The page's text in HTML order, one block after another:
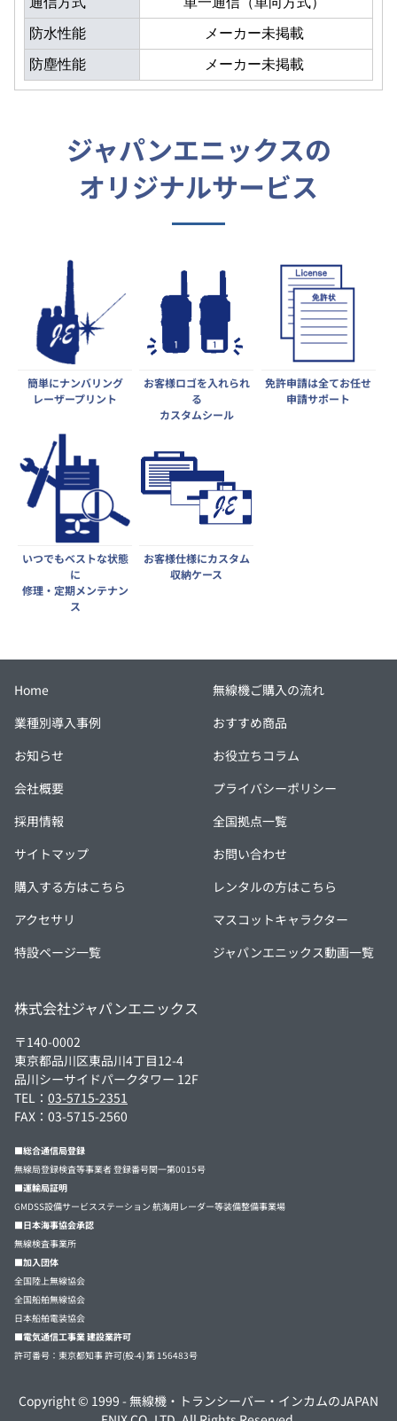
防水性能 メーカー未掲載
防塵性能 メーカー未掲載
ジャパンエニックスの
オリジナルサービス
簡単にナンバリング
レーザープリント
お客様ロゴを入れられ
る
カスタムシール
免許申請は全てお任せ
申請サポート
いつでもベストな状態
に
修理・定期メンテナン
ス
お客様仕様にカスタム
収納ケース
Home
無線機ご購入の流れ
業種別導入事例
おすすめ商品
お知らせ
お役立ちコラム
会社概要
プライバシーポリシー
採用情報
全国拠点一覧
サイトマップ
お問い合わせ
購入する方はこちら
レンタルの方はこちら
アクセサリ
マスコットキャラクター
特設ページ一覧
ジャパンエニックス動画一覧
株式会社ジャパンエニックス
〒140-0002
東京都品川区東品川4丁目12-4
品川シーサイドパークタワー 12F
TEL： 03-5715-2351
FAX：03-5715-2560
■総合通信局登録
無線局登録検査等事業者 登録番号関一第0015号
■運輸局証明
GMDSS設備サービスステーション 航海用レーダー等装備整備事業場
■日本海事協会承認
無線検査事業所
■加入団体
全国陸上無線協会
全国船舶無線協会
日本船舶電装協会
■電気通信工事業 建設業許可
許可番号：東京都知事 許可(般-4) 第 156483号
Copyright © 1999 - 無線機・トランシーバー・インカムのJAPAN